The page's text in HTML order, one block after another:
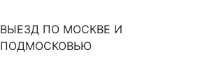
ВЫЕЗД ПО МОСКВЕ И
ПОДМОСКОВЬЮ